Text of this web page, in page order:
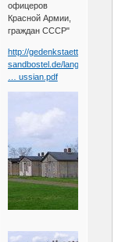
офицеров
Красной Армии,
граждан СССР"
http://gedenkstaette-
sandbostel.de/lang
… ussian.pdf